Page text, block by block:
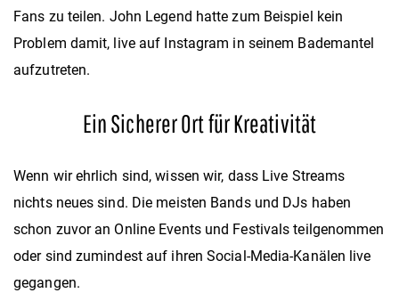
Fans zu teilen. John Legend hatte zum Beispiel kein
Problem damit, live auf Instagram in seinem Bademantel
aufzutreten.
Ein Sicherer Ort für Kreativität
Wenn wir ehrlich sind, wissen wir, dass Live Streams
nichts neues sind. Die meisten Bands und DJs haben
schon zuvor an Online Events und Festivals teilgenommen
oder sind zumindest auf ihren Social-Media-Kanälen live
gegangen.